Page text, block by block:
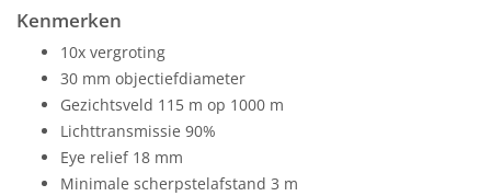
Kenmerken
10x vergroting
30 mm objectiefdiameter
Gezichtsveld 115 m op 1000 m
Lichttransmissie 90%
Eye relief 18 mm
Minimale scherpstelafstand 3 m